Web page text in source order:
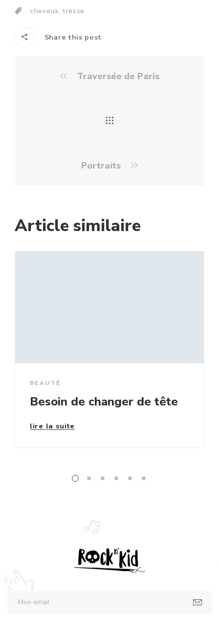
cheveux, tresse
Share this post
Traversée de Paris
Portraits
Article similaire
BEAUTÉ
Besoin de changer de tête
lire la suite